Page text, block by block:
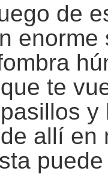
de
te
allí en